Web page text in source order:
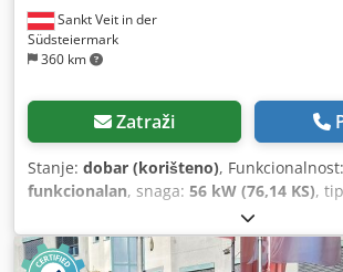
Sankt Veit in der
Südsteiermark
360 km
Zatraži
Stanje: dobar (korišteno), Funkcionalnost:
funkcionalan, snaga: 56 kW (76,14 KS),
, snaga
Godina izgradnje:2008, radni sati:4.871 h
kabina, viljuške za palete ,